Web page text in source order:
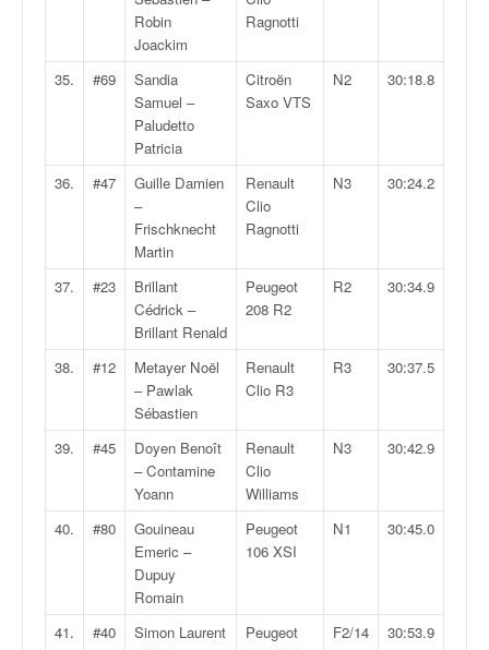
Robin
Joackim
Ragnotti
35. #69
Sandia
Samuel –
Paludetto
Patricia
Citroën
Saxo VTS
N2 30:18.8
36. #47
Guille Damien
–
Frischknecht
Martin
Renault
Clio
Ragnotti
N3 30:24.2
37. #23
Brillant
Cédrick –
Brillant Renald
Peugeot
208 R2
R2 30:34.9
38. #12
Metayer Noël
– Pawlak
Sébastien
Renault
Clio R3
R3 30:37.5
39. #45
Doyen Benoît
– Contamine
Yoann
Renault
Clio
Williams
N3 30:42.9
40. #80
Gouineau
Emeric –
Dupuy
Romain
Peugeot
106 XSI
N1 30:45.0
41. #40
Simon Laurent
Peugeot
F2/14 30:53.9